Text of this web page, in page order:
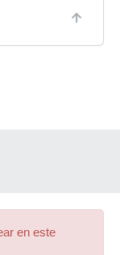
en este